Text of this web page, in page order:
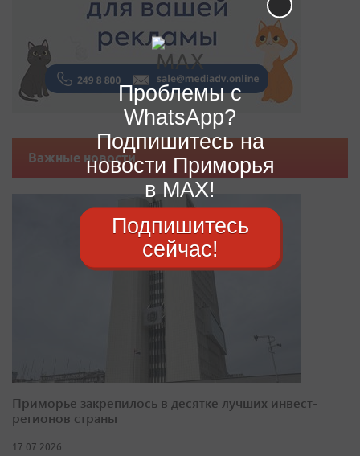
Важные новости
Приморье закрепилось в десятке лучших инвест-
регионов страны
17.07.2026
Проблемы с
WhatsApp?
Подпишитесь на
новости Приморья
в MAX!
Подпишитесь
сейчас!